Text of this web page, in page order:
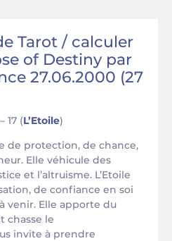
Tarot / calculer
of Destiny par
27.06.2000 (27
17 (L’Etoile)
de protection, de chance,
Elle véhicule des
et l’altruisme. L’Etoile
de confiance en soi
venir. Elle apporte du
chasse le
invite à prendre